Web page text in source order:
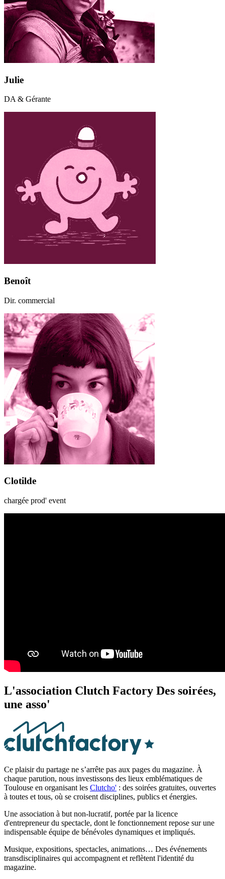
Julie
DA & Gérante
Benoît
Dir. commercial
Clotilde
chargée prod' event
L'association Clutch Factory Des soirées,
une asso'
Ce plaisir du partage ne s’arrête pas aux pages du magazine. À
chaque parution, nous investissons des lieux emblématiques de
Toulouse en organisant les Clutcho' : des soirées gratuites, ouvertes
à toutes et tous, où se croisent disciplines, publics et énergies.
Une association à but non-lucratif, portée par la licence
d'entrepreneur du spectacle, dont le fonctionnement repose sur une
indispensable équipe de bénévoles dynamiques et impliqués.
Musique, expositions, spectacles, animations… Des événements
transdisciplinaires qui accompagnent et reflètent l'identité du
magazine.